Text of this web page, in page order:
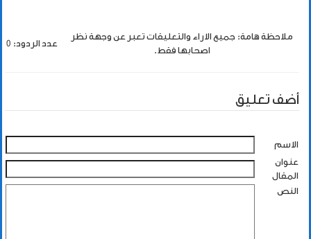
ملاحظة هامة: جميع الاراء والتعليقات تعبر عن وجهة نظر
اصحابها فقط.
عدد الردود: 0
أضف تعليق
الاسم
عنوان
المقال
النص